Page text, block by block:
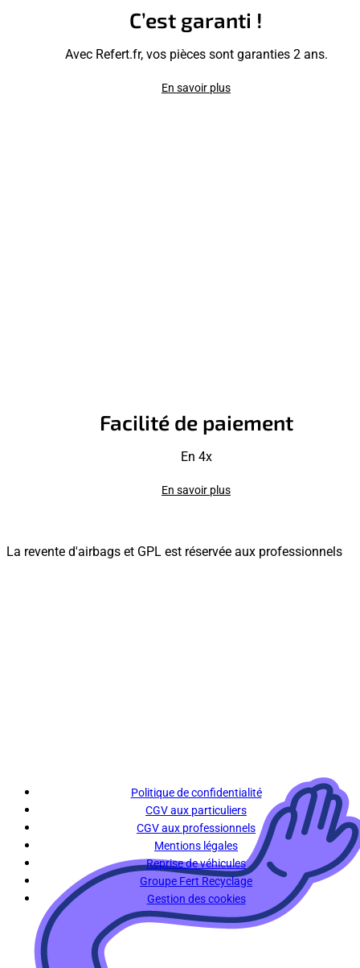
C’est garanti !
Avec Refert.fr, vos pièces sont garanties 2 ans.
En savoir plus
Facilité de paiement
En 4x
En savoir plus
La revente d'airbags et GPL est réservée aux professionnels
Politique de confidentialité
CGV aux particuliers
CGV aux professionnels
Mentions légales
Reprise de véhicules
Groupe Fert Recyclage
Gestion des cookies